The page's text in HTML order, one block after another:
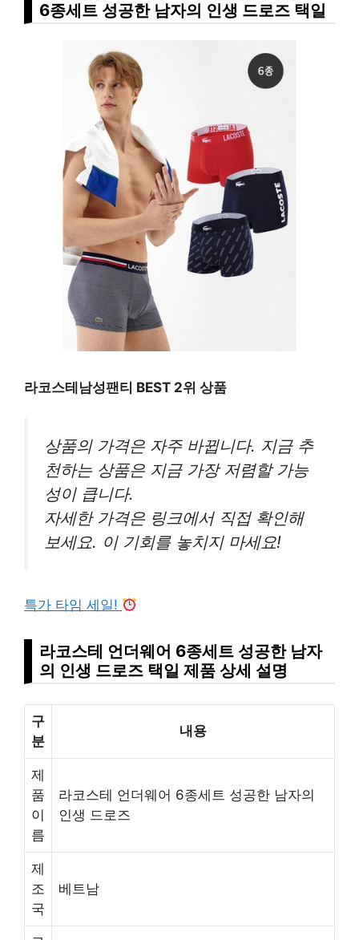
6종세트 성공한 남자의 인생 드로즈 택일
라코스테남성팬티 BEST 2위 상품
상품의 가격은 자주 바뀝니다. 지금 추
천하는 상품은 지금 가장 저렴할 가능
성이 큽니다.
자세한 가격은 링크에서 직접 확인해
보세요. 이 기회를 놓치지 마세요!
특가 타임 세일!
라코스테 언더웨어 6종세트 성공한 남자
의 인생 드로즈 택일 제품 상세 설명
구
분
내용
제
품
이
름
라코스테 언더웨어 6종세트 성공한 남자의
인생 드로즈
제
조
국
베트남